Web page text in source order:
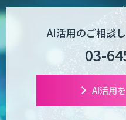
業務特
「業務
AI活用のご相談
03-
AI活用